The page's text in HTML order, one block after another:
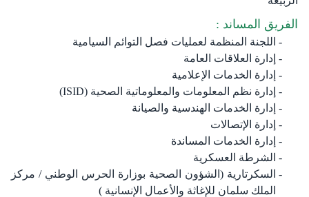
الفريق المساند :
اللجنة المنظمة لعمليات فصل التوائم السيامية
إدارة العلاقات العامة
إدارة الخدمات الإعلامية​
إدارة نظم المعلومات والمعلوماتية الصحية (ISID)
إدارة الخدمات الهندسية والصيانة
إدارة الإتصالات
إدارة الخدمات المساندة
الشرطة العسكرية
السكرتارية (الشؤون الصحية بوزارة الحرس الوطني / مركز
الملك سلمان للإغاثة والأعمال الإنسانية )